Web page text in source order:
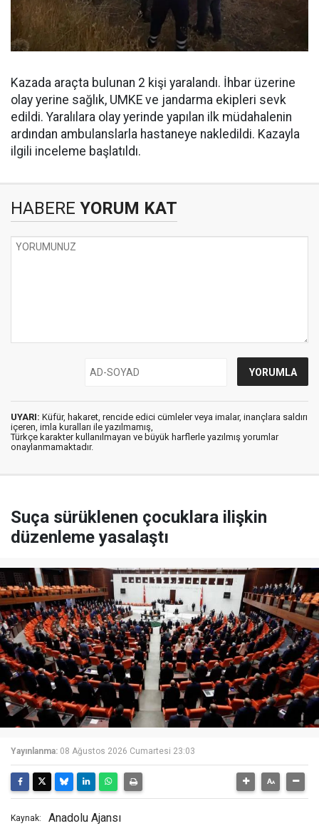
Kazada araçta bulunan 2 kişi yaralandı. İhbar üzerine
olay yerine sağlık, UMKE ve jandarma ekipleri sevk
edildi. Yaralılara olay yerinde yapılan ilk müdahalenin
ardından ambulanslarla hastaneye nakledildi. Kazayla
ilgili inceleme başlatıldı.
HABERE YORUM KAT
UYARI: Küfür, hakaret, rencide edici cümleler veya imalar, inançlara saldırı
içeren, imla kuralları ile yazılmamış,
Türkçe karakter kullanılmayan ve büyük harflerle yazılmış yorumlar
onaylanmamaktadır.
Suça sürüklenen çocuklara ilişkin
düzenleme yasalaştı
Yayınlanma: 08 Ağustos 2026 Cumartesi 23:03
Kaynak: Anadolu Ajansı